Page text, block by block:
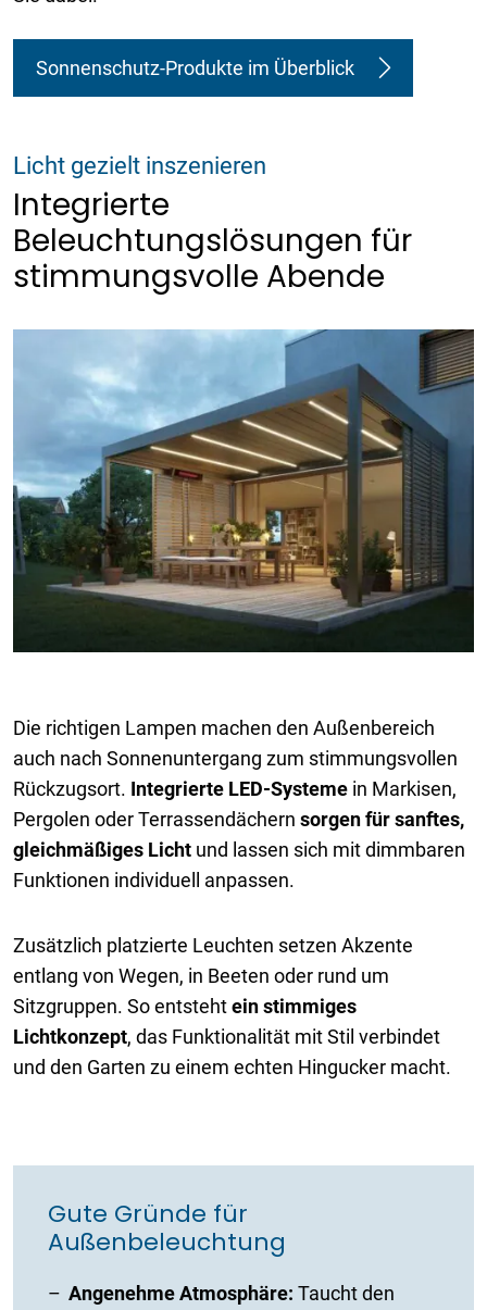
Sonnenschutz-Produkte im Überblick
Licht gezielt inszenieren
Integrierte
Beleuchtungslösungen für
stimmungsvolle Abende
Die richtigen Lampen machen den Außenbereich
auch nach Sonnenuntergang zum stimmungsvollen
Rückzugsort. Integrierte LED-Systeme in Markisen,
Pergolen oder Terrassendächern sorgen für sanftes,
gleichmäßiges Licht und lassen sich mit dimmbaren
Funktionen individuell anpassen.
Zusätzlich platzierte Leuchten setzen Akzente
entlang von Wegen, in Beeten oder rund um
Sitzgruppen. So entstehtein stimmiges
Lichtkonzept, das Funktionalität mit Stil verbindet
und den Garten zu einem echten Hingucker macht.
Gute Gründe für
Außenbeleuchtung
Angenehme Atmosphäre: Taucht den